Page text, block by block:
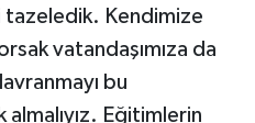
tazeledik. Kendimize
vatandaşımıza da
bu
Eğitimlerin